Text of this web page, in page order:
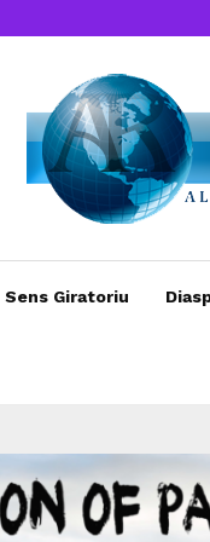
Sens Giratoriu